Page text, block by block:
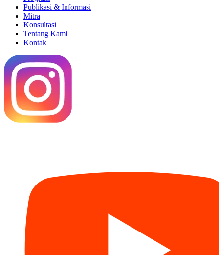
Publikasi & Informasi
Mitra
Konsultasi
Tentang Kami
Kontak